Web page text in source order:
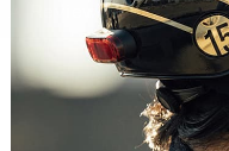
Review